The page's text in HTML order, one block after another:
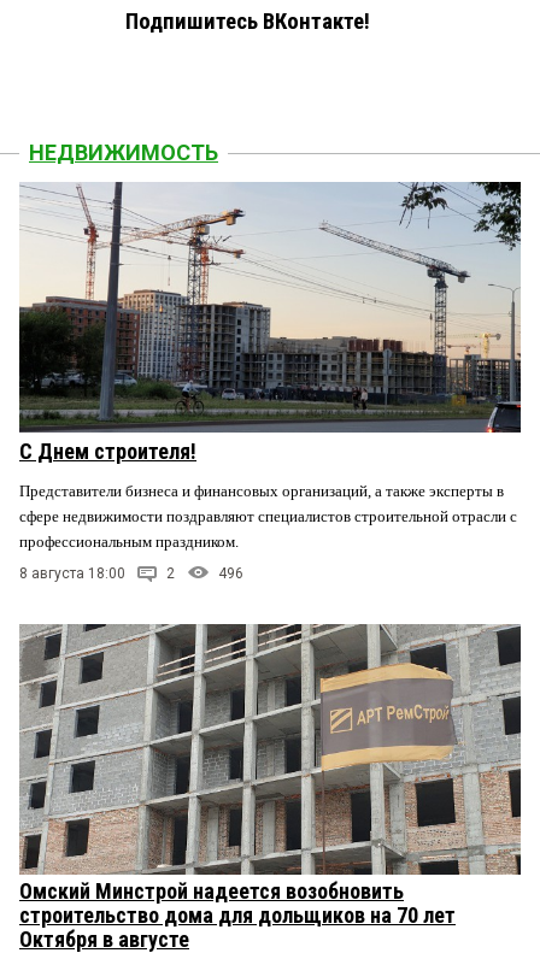
Подпишитесь ВКонтакте!
НЕДВИЖИМОСТЬ
С Днем строителя!
Представители бизнеса и финансовых организаций, а также эксперты в
сфере недвижимости поздравляют специалистов строительной отрасли с
профессиональным праздником.
8 августа 18:00 2 496
Омский Минстрой надеется возобновить
строительство дома для дольщиков на 70 лет
Октября в августе